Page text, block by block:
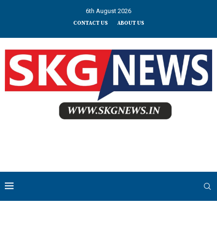
6th August 2026
CONTACT US ABOUT US